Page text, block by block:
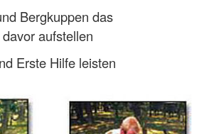
Bergkuppen das
aufstellen
Erste Hilfe leisten